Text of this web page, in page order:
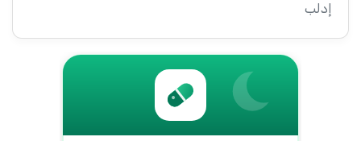
إدلب